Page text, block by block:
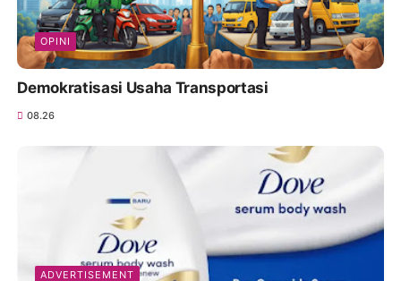
OPINI
Demokratisasi Usaha Transportasi
08.26
ADVERTISEMENT